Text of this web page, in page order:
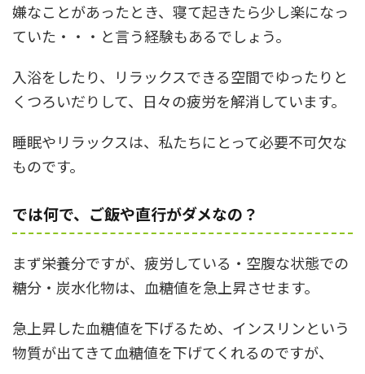
嫌なことがあったとき、寝て起きたら少し楽になっ
ていた・・・と言う経験もあるでしょう。
入浴をしたり、リラックスできる空間でゆったりと
くつろいだりして、日々の疲労を解消しています。
睡眠やリラックスは、私たちにとって必要不可欠な
ものです。
では何で、ご飯や直行がダメなの？
まず栄養分ですが、疲労している・空腹な状態での
糖分・炭水化物は、血糖値を急上昇させます。
急上昇した血糖値を下げるため、インスリンという
物質が出てきて血糖値を下げてくれるのですが、